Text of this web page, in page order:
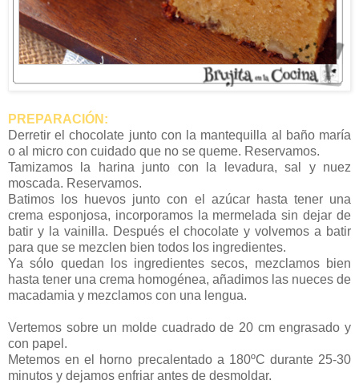
PREPARACIÓN:
Derretir el chocolate junto con la mantequilla al baño maría
o al micro con cuidado que no se queme. Reservamos.
Tamizamos la harina junto con la levadura, sal y nuez
moscada. Reservamos.
Batimos los huevos junto con el azúcar hasta tener una
crema esponjosa, incorporamos la mermelada sin dejar de
batir y la vainilla. Después el chocolate y volvemos a batir
para que se mezclen bien todos los ingredientes.
Ya sólo quedan los ingredientes secos, mezclamos bien
hasta tener una crema homogénea, añadimos las nueces de
macadamia y mezclamos con una lengua.
Vertemos sobre un molde cuadrado de 20 cm engrasado y
con papel.
Metemos en el horno precalentado a 180ºC durante 25-30
minutos y dejamos enfriar antes de desmoldar.